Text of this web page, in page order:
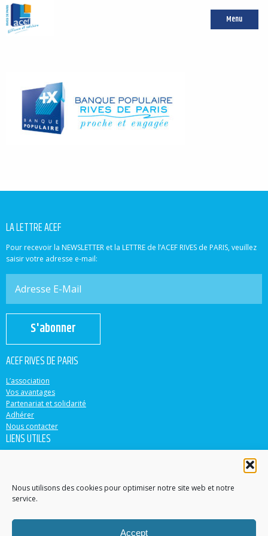
Nous utilisons des cookies pour optimiser notre site web et notre
service.
Accept
Menu
LA LETTRE ACEF
Pour recevoir la NEWSLETTER et la LETTRE de l’ACEF RIVES de PARIS, veuillez
saisir votre adresse e-mail:
S'abonner
ACEF RIVES DE PARIS
L’association
Vos avantages
Partenariat et solidarité
Adhérer
Nous contacter
LIENS UTILES